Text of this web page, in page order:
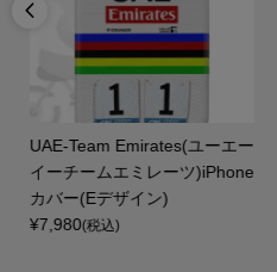

UAE-Team Emirates(ユーエー
イーチームエミレーツ)iPhone
カバー(Eデザイン)
¥7,980(税込)